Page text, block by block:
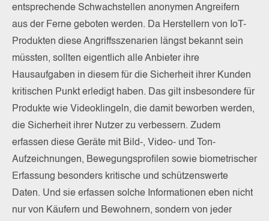
entsprechende Schwachstellen anonymen Angreifern
aus der Ferne geboten werden. Da Herstellern von IoT-
Produkten diese Angriffsszenarien längst bekannt sein
müssten, sollten eigentlich alle Anbieter ihre
Hausaufgaben in diesem für die Sicherheit ihrer Kunden
kritischen Punkt erledigt haben. Das gilt insbesondere für
Produkte wie Videoklingeln, die damit beworben werden,
die Sicherheit ihrer Nutzer zu verbessern. Zudem
erfassen diese Geräte mit Bild-, Video- und Ton-
Aufzeichnungen, Bewegungsprofilen sowie biometrischer
Erfassung besonders kritische und schützenswerte
Daten. Und sie erfassen solche Informationen eben nicht
nur von Käufern und Bewohnern, sondern von jeder